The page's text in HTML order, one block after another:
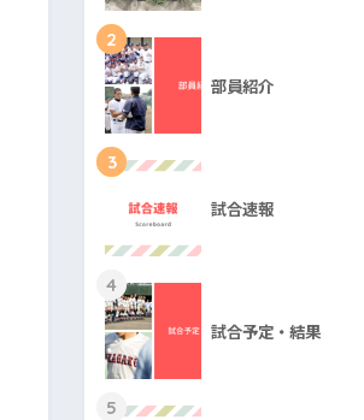
2
部員紹介
3
試合速報
4
試合予定・結果
5